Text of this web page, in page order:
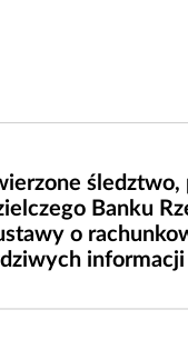
Banku
o
informacji